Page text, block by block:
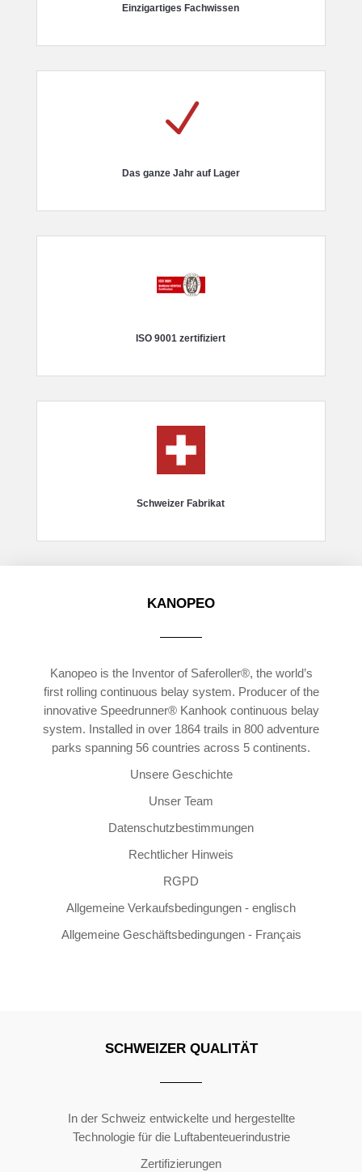
Einzigartiges Fachwissen
N
Das ganze Jahr auf Lager
ISO 9001 zertifiziert
Schweizer Fabrikat
KANOPEO
Kanopeo is the Inventor of Saferoller®, the world’s
first rolling continuous belay system. Producer of the
innovative Speedrunner® Kanhook continuous belay
system. Installed in over 1864 trails in 800 adventure
parks spanning 56 countries across 5 continents.
Unsere Geschichte
Unser Team
Datenschutzbestimmungen
Rechtlicher Hinweis
RGPD
Allgemeine Verkaufsbedingungen - englisch
Allgemeine Geschäftsbedingungen - Français
SCHWEIZER QUALITÄT
In der Schweiz entwickelte und hergestellte
Technologie für die Luftabenteuerindustrie
Zertifizierungen